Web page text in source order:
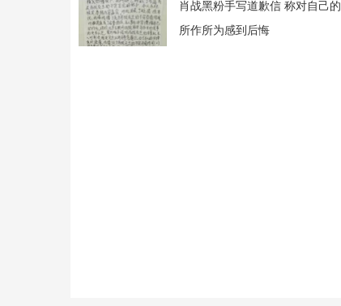
肖战黑粉手写道歉信 称对自己的
所作所为感到后悔